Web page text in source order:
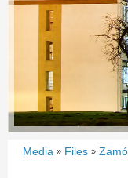
Media » Files »